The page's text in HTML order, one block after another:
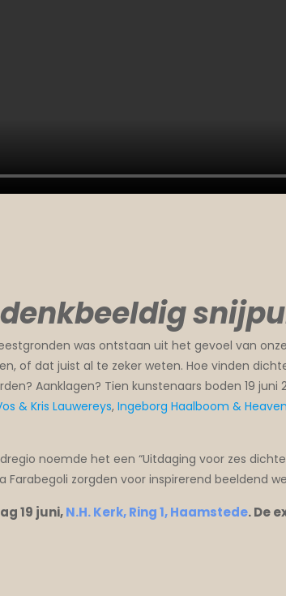
was ontstaan uit het gevoel van
of dat juist al te zeker weten. Hoe vinden
Aanklagen? Tien kunstenaars boden 19
& Kris Lauwereys, Ingeborg Haalboom &
noemde het een “Uitdaging voor zes
Farabegoli zorgden voor inspirerend beeldend
19 juni,N.H. Kerk, Ring 1, Haamstede. De